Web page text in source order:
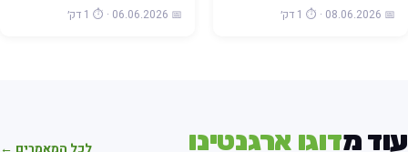
📅 08.06.2026 · ⏱️ 1 דק׳ 📅 06.06.2026 · ⏱️ 1 דק׳
מדוגו ארגנטינו